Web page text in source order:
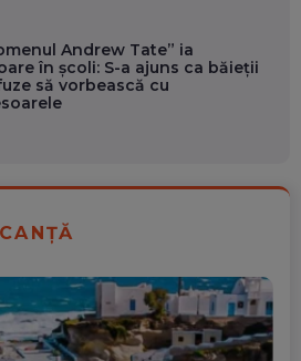
Andrew Tate” ia
în școli: S-a ajuns ca băieții
să vorbească cu